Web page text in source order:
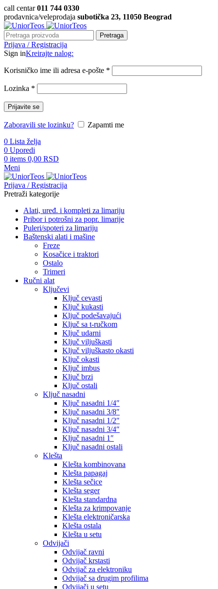
call centar011 744 0330
prodavnica/veleprodaja subotička 23, 11050 Beograd
Pretraga
Prijava / Registracija
Sign inKreirajte nalog:
Korisničko ime ili adresa e-pošte *
Lozinka *
Prijavite se
Zaboravili ste lozinku?
Zapamti me
0 Lista želja
0 Uporedi
0 items 0,00 RSD
Meni
Prijava / Registracija
Pretraži kategorije
Alati, uređ. i kompleti za limariju
Pribor i potrošni za popr. limarije
Puleri/spoteri za limariju
Baštenski alati i mašine
Freze
Kosačice i traktori
Ostalo
Trimeri
Ručni alat
Ključevi
Ključ cevasti
Ključ kukasti
Ključ podešavajući
Ključ sa t-ručkom
Ključ udarni
Ključ viljuškasti
Ključ viljuškasto okasti
Ključ okasti
Ključ imbus
Ključ brzi
Ključ ostali
Ključ nasadni
Ključ nasadni 1/4″
Ključ nasadni 3/8″
Ključ nasadni 1/2″
Ključ nasadni 3/4″
Ključ nasadni 1″
Ključ nasadni ostali
Klešta
Klešta kombinovana
Klešta papagaj
Klešta sečice
Klešta seger
Klešta standardna
Klešta za krimpovanje
Klešta elektroničarska
Klešta ostala
Klešta u setu
Odvijači
Odvijač ravni
Odvijač krstasti
Odvijač za elektroniku
Odvijač sa drugim profilima
Odvijači u setu